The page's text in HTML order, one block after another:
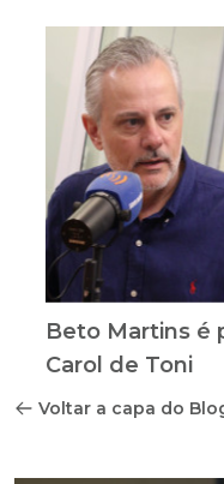
Beto Martins é
Carol de Toni
Voltar a capa do